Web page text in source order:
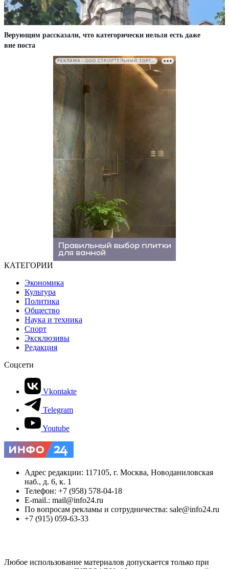
Верующим рассказали, что категорически нельзя есть даже
вне поста
РЕКЛАМА • ООО СТРОИТЕЛЬНЫЙ ТОРГОВЫЙ ДОМ «ПЕТРОВИЧ». ИНН: 7802348846
КАТЕГОРИИ
Экономика
Культура
Политика
Общество
Наука и техника
Спорт
Эксклюзивы
Редакция
Соцсети
Vkontakte
Telegram
Youtube
Адрес редакции: 117105, г. Москва, Новоданиловская
наб., д. 6, к. 1
Телефон: +7 (958) 578-04-18
E-mail.: mail@info24.ru
По вопросам рекламы и сотрудничества: sale@info24.ru
+7 (915) 059-63-33
Любое использование материалов допускается только при